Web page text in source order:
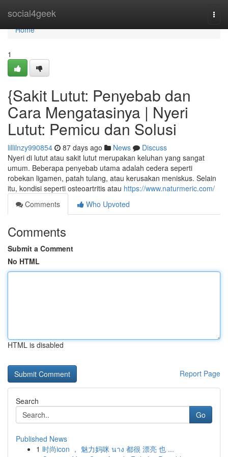
social4geek
Home
Home
1
{Sakit Lutut: Penyebab dan
Cara Mengatasinya | Nyeri
Lutut: Pemicu dan Solusi
lillilnzy990854 87 days ago News
Discuss
Nyeri di lutut atau sakit lutut merupakan keluhan yang sangat
umum. Beberapa penyebab utama adalah cedera seperti
robekan ligamen, patah tulang, atau kerusakan meniskus. Selain
itu, kondisi seperti osteoartritis atau https://www.naturmeric.com/
Comments
Who Upvoted
Comments
Submit a Comment
No HTML
HTML is disabled
Report Page
Search
Go
Published News
1 时尚icon ， 魅力妈咪 นาง 都很 漂亮 也 ...